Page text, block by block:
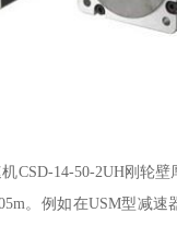
CSD-14-50-2UH刚轮
。例如在USM型减速